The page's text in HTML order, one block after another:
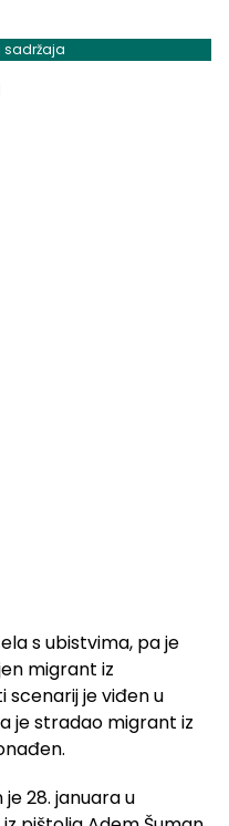
sadržaja
s ubistvima, pa je
migrant iz
scenarij je viđen u
je stradao migrant iz
28. januara u